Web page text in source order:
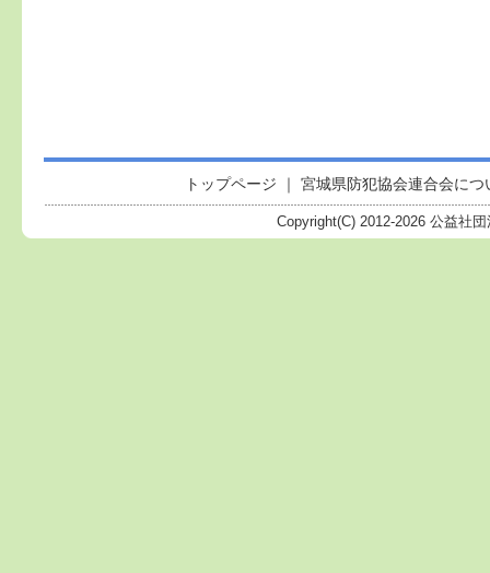
トップページ ｜ 宮城県防犯協会連合会につ
Copyright(C) 2012-2026 公益社